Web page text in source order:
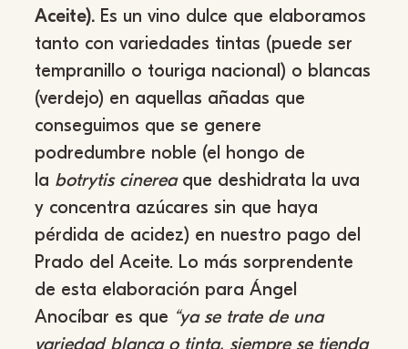
Aceite).Es un vino dulce que elaboramos
tanto con variedades tintas (puede ser
tempranillo o touriga nacional) o blancas
(verdejo) en aquellas añadas que
conseguimos que se genere
podredumbre noble (el hongo de
la botrytis cinereaque deshidrata la uva
y concentra azúcares sin que haya
pérdida de acidez) en nuestro pago del
Prado del Aceite. Lo más sorprendente
de esta elaboración para Ángel
Anocíbar es que “ya se trate de una
variedad blanca o tinta, siempre se tienda